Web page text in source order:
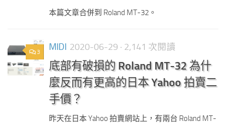
本篇文章合併到 Roland MT-32。
3 MIDI 2020-06-29 · 2,141 次閱讀
底部有破損的 Roland MT-32 為什
麼反而有更高的日本 Yahoo 拍賣二
手價？
昨天在日本 Yahoo 拍賣網站上，有兩台 Roland MT-